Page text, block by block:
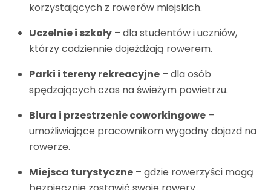
korzystających z rowerów miejskich.
Uczelnie i szkoły – dla studentów i uczniów,
którzy codziennie dojeżdżają rowerem.
Parki i tereny rekreacyjne – dla osób
spędzających czas na świeżym powietrzu.
Biura i przestrzenie coworkingowe –
umożliwiające pracownikom wygodny dojazd na
rowerze.
Miejsca turystyczne – gdzie rowerzyści mogą